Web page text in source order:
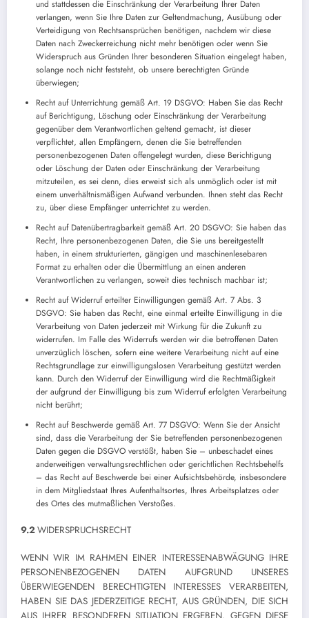
und stattdessen die Einschränkung der Verarbeitung Ihrer Daten
verlangen, wenn Sie Ihre Daten zur Geltendmachung, Ausübung oder
Verteidigung von Rechtsansprüchen benötigen, nachdem wir diese
Daten nach Zweckerreichung nicht mehr benötigen oder wenn Sie
Widerspruch aus Gründen Ihrer besonderen Situation eingelegt haben,
solange noch nicht feststeht, ob unsere berechtigten Gründe
überwiegen;
Recht auf Unterrichtung gemäß Art. 19 DSGVO: Haben Sie das Recht
auf Berichtigung, Löschung oder Einschränkung der Verarbeitung
gegenüber dem Verantwortlichen geltend gemacht, ist dieser
verpflichtet, allen Empfängern, denen die Sie betreffenden
personenbezogenen Daten offengelegt wurden, diese Berichtigung
oder Löschung der Daten oder Einschränkung der Verarbeitung
mitzuteilen, es sei denn, dies erweist sich als unmöglich oder ist mit
einem unverhältnismäßigen Aufwand verbunden. Ihnen steht das Recht
zu, über diese Empfänger unterrichtet zu werden.
Recht auf Datenübertragbarkeit gemäß Art. 20 DSGVO: Sie haben das
Recht, Ihre personenbezogenen Daten, die Sie uns bereitgestellt
haben, in einem strukturierten, gängigen und maschinenlesebaren
Format zu erhalten oder die Übermittlung an einen anderen
Verantwortlichen zu verlangen, soweit dies technisch machbar ist;
Recht auf Widerruf erteilter Einwilligungen gemäß Art. 7 Abs. 3
DSGVO: Sie haben das Recht, eine einmal erteilte Einwilligung in die
Verarbeitung von Daten jederzeit mit Wirkung für die Zukunft zu
widerrufen. Im Falle des Widerrufs werden wir die betroffenen Daten
unverzüglich löschen, sofern eine weitere Verarbeitung nicht auf eine
Rechtsgrundlage zur einwilligungslosen Verarbeitung gestützt werden
kann. Durch den Widerruf der Einwilligung wird die Rechtmäßigkeit
der aufgrund der Einwilligung bis zum Widerruf erfolgten Verarbeitung
nicht berührt;
Recht auf Beschwerde gemäß Art. 77 DSGVO: Wenn Sie der Ansicht
sind, dass die Verarbeitung der Sie betreffenden personenbezogenen
Daten gegen die DSGVO verstößt, haben Sie – unbeschadet eines
anderweitigen verwaltungsrechtlichen oder gerichtlichen Rechtsbehelfs
– das Recht auf Beschwerde bei einer Aufsichtsbehörde, insbesondere
in dem Mitgliedstaat Ihres Aufenthaltsortes, Ihres Arbeitsplatzes oder
des Ortes des mutmaßlichen Verstoßes.
9.2WIDERSPRUCHSRECHT
WENN WIR IM RAHMEN EINER INTERESSENABWÄGUNG IHRE
PERSONENBEZOGENEN DATEN AUFGRUND UNSERES
ÜBERWIEGENDEN BERECHTIGTEN INTERESSES VERARBEITEN,
HABEN SIE DAS JEDERZEITIGE RECHT, AUS GRÜNDEN, DIE SICH